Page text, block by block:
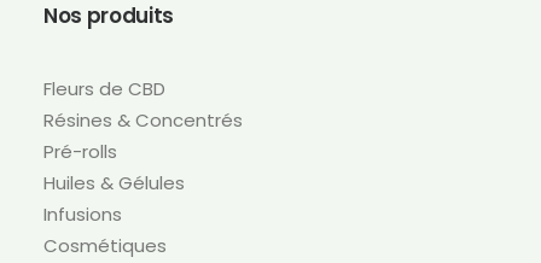
Nos produits
Fleurs de CBD
Résines & Concentrés
Pré-rolls
Huiles & Gélules
Infusions
Cosmétiques